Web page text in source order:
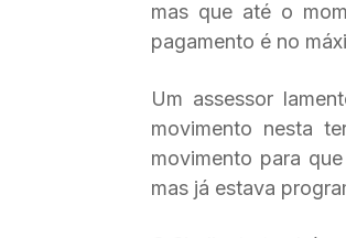
mas que até o
pagamento é no
Um assessor
movimento nesta
movimento para
mas já estava